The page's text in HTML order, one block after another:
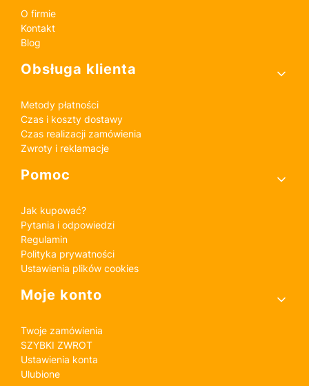
O firmie
Kontakt
Blog
Obsługa klienta
Metody płatności
Czas i koszty dostawy
Czas realizacji zamówienia
Zwroty i reklamacje
Pomoc
Jak kupować?
Pytania i odpowiedzi
Regulamin
Polityka prywatności
Ustawienia plików cookies
Moje konto
Twoje zamówienia
SZYBKI ZWROT
Ustawienia konta
Ulubione